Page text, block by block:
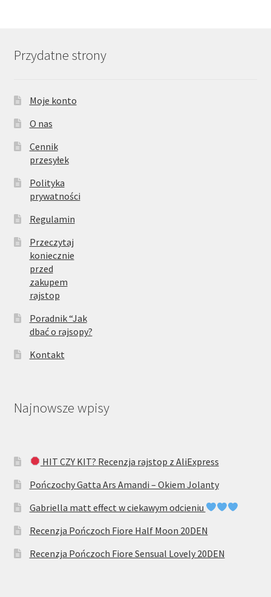
Przydatne strony
Moje konto
O nas
Cennik
przesyłek
Polityka
prywatności
Regulamin
Przeczytaj
koniecznie
przed
zakupem
rajstop
Poradnik “Jak
dbać o rajsopy?
Kontakt
Najnowsze wpisy
HIT CZY KIT? Recenzja rajstop z AliExpress
Pończochy Gatta Ars Amandi – Okiem Jolanty
Gabriella matt effect w ciekawym odcieniu
Recenzja Pończoch Fiore Half Moon 20DEN
Recenzja Pończoch Fiore Sensual Lovely 20DEN